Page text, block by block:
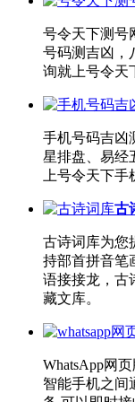
号令天下测号
号码测吉凶，
询就上号令天
手机号码吉凶
星排盘、易经
上号令天下手
古
古诗词库为您
持部首拼音笔
语接接龙，古
藏文库。
WhatsApp网
智能手机之间